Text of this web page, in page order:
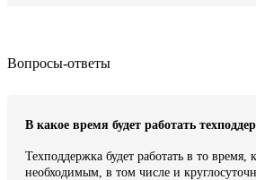
Вопросы-ответы
В какое время будет работать
Техподдержка будет работать в то время,
необходимым, в том числе и